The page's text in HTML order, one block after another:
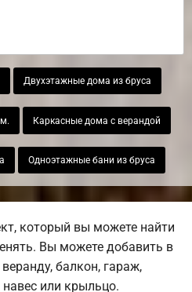
Двухэтажные дома из бруса
Каркасные дома с верандой
Одноэтажные бани из бруса
который вы можете найти
Вы можете добавить в
балкон, гараж,
или крыльцо.